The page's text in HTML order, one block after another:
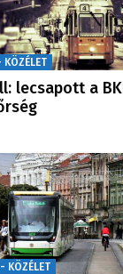
KÖZÉLET
lecsapott a
KÖZÉLET